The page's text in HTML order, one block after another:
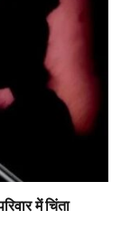
में चिंता